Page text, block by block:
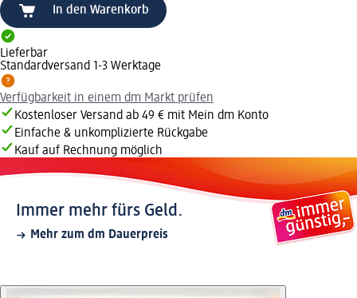
In den Warenkorb
Lieferbar
Standardversand 1-3 Werktage
Verfügbarkeit in einem dm Markt prüfen
Kostenloser Versand ab 49 € mit Mein dm Konto
Einfache & unkomplizierte Rückgabe
Kauf auf Rechnung möglich
Immer mehr fürs Geld.
Mehr zum dm Dauerpreis